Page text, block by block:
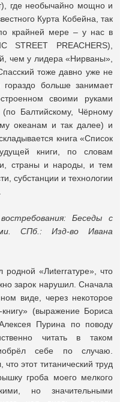
где необычайно мощно и
Курта Кобейна, так
крайней мере – у нас в
STREET PREACHERS),
чем у лидера «Нирваны»,
тоже давно уже не
гораздо больше занимает
своими руками
Балтийскому, Чёрному
океанам и так далее) и
книга «Список
книги, по словам
страны и народы, и тем
субстанции и технологии
Беседы с
СПб.: Изд-во Ивана
родной «Лиterraтуре», что
зарок нарушил. Сначала
виде, через некоторое
(выражение Бориса
Пурина по поводу
читать в таком
себе по случаю.
этот титанический труд
гроба моего мелкого
но значительными